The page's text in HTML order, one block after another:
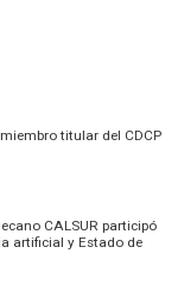
titular del CDCP
CALSUR participó
artificial y Estado de